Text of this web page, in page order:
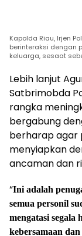
Kapolda Riau, Irjen
berinteraksi dengan
keluarga, sesaat
Lebih lanjut
Satbrimobda
rangka
bergabung
berharap agar
menyiapkan
ancaman dan
“Ini adalah
semua personil
mengatasi segala
kebersamaan